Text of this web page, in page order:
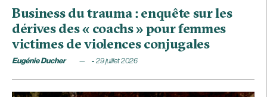
Business du trauma : enquête sur les
dérives des « coachs » pour femmes
victimes de violences conjugales
Eugénie Ducher 29 juillet 2026